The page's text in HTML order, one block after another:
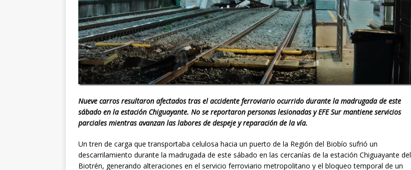
Nueve carros resultaron afectados tras el accidente ferroviario ocurrido durante la madrugada de este
sábado en la estación Chiguayante. No se reportaron personas lesionadas y EFE Sur mantiene servicios
parciales mientras avanzan las labores de despeje y reparación de la vía.
Un tren de carga que transportaba celulosa hacia un puerto de la Región del Biobío sufrió un
descarrilamiento durante la madrugada de este sábado en las cercanías de la estación Chiguayante del
Biotrén, generando alteraciones en el servicio ferroviario metropolitano y el bloqueo temporal de un